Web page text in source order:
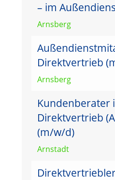
– im
Arnsberg
Direktvertrieb
Arnsberg
Kundenberater
Direktvertrieb
(m/w/d)
Arnstadt